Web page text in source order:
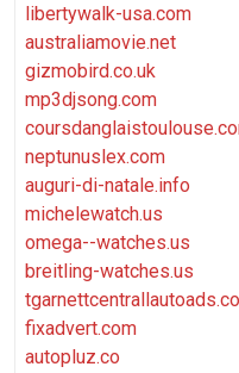
libertywalk-usa.com
australiamovie.net
gizmobird.co.uk
mp3djsong.com
neptunuslex.com
auguri-di-natale.info
michelewatch.us
omega--watches.us
breitling-watches.us
fixadvert.com
autopluz.co